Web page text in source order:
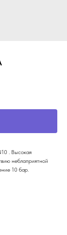
. Высокая
неблаприятной
10 бар.